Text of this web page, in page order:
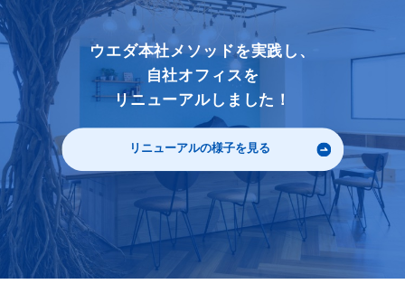
ウエダ本社メソッドを実践し、
自社オフィスを
リニューアルしました！
リニューアルの様子を見る